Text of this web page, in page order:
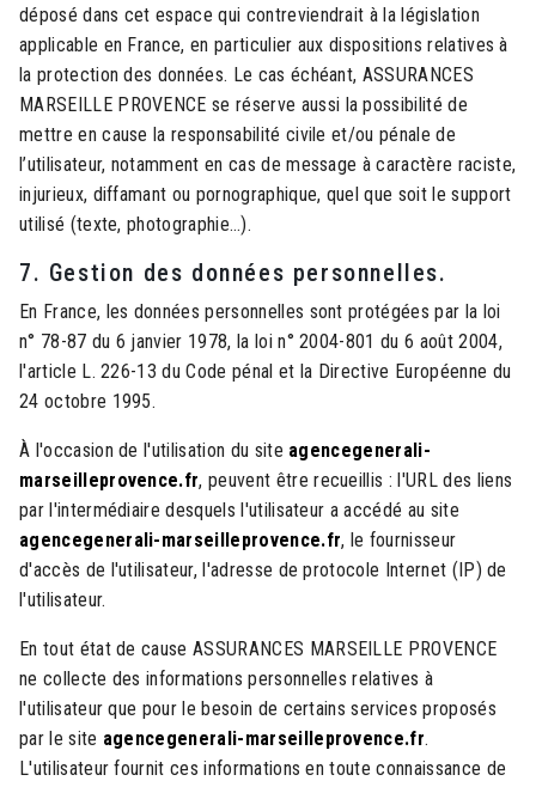
déposé dans cet espace qui contreviendrait à la législation
applicable en France, en particulier aux dispositions relatives à
la protection des données. Le cas échéant, ASSURANCES
MARSEILLE PROVENCE se réserve aussi la possibilité de
mettre en cause la responsabilité civile et/ou pénale de
l’utilisateur, notamment en cas de message à caractère raciste,
injurieux, diffamant ou pornographique, quel que soit le support
utilisé (texte, photographie…).
7. Gestion des données personnelles.
En France, les données personnelles sont protégées par la loi
n° 78-87 du 6 janvier 1978, la loi n° 2004-801 du 6 août 2004,
l'article L. 226-13 du Code pénal et la Directive Européenne du
24 octobre 1995.
À l'occasion de l'utilisation du site agencegenerali-
marseilleprovence.fr, peuvent être recueillis : l'URL des liens
par l'intermédiaire desquels l'utilisateur a accédé au site
agencegenerali-marseilleprovence.fr, le fournisseur
d'accès de l'utilisateur, l'adresse de protocole Internet (IP) de
l'utilisateur.
En tout état de cause ASSURANCES MARSEILLE PROVENCE
ne collecte des informations personnelles relatives à
l'utilisateur que pour le besoin de certains services proposés
par le site agencegenerali-marseilleprovence.fr.
L'utilisateur fournit ces informations en toute connaissance de